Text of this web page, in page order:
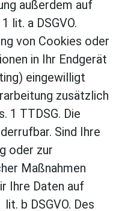
außerdem auf
lit. a DSGVO.
von Cookies oder
in Ihr Endgerät
eingewilligt
zusätzlich
1 TTDSG. Die
Sind Ihre
oder zur
Maßnahmen
Ihre Daten auf
b DSGVO. Des